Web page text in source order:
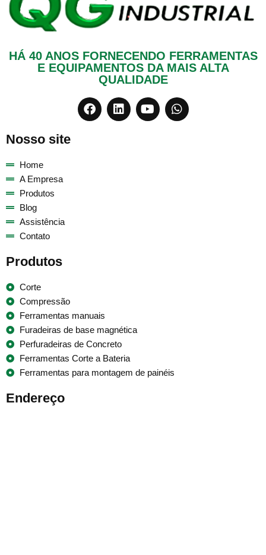
HÁ 40 ANOS FORNECENDO FERRAMENTAS
E EQUIPAMENTOS DA MAIS ALTA
QUALIDADE
Nosso site
Home
A Empresa
Produtos
Blog
Assistência
Contato
Produtos
Corte
Compressão
Ferramentas manuais
Furadeiras de base magnética
Perfuradeiras de Concreto
Ferramentas Corte a Bateria
Ferramentas para montagem de painéis
Endereço